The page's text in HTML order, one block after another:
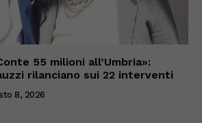
55 milioni all’Umbria»:
rilanciano sui 22 interventi
8, 2026